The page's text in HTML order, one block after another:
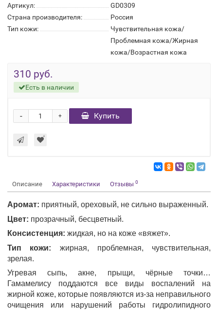
Артикул:
GD0309
Страна производителя:
Россия
Тип кожи:
Чувствительная кожа/
Проблемная кожа/Жирная
кожа/Возрастная кожа
310 руб.
Есть в наличии
+
- Купить
Описание Характеристики Отзывы 0
Аромат: приятный, ореховый, не сильно выраженный.
Цвет: прозрачный, бесцветный.
Консистенция: жидкая, но на коже «вяжет».
Тип кожи: жирная, проблемная, чувствительная,
зрелая.
Угревая сыпь, акне, прыщи, чёрные точки…
Гамамелису поддаются все виды воспалений на
жирной коже, которые появляются из-за неправильного
очищения или нарушений работы гидролипидного